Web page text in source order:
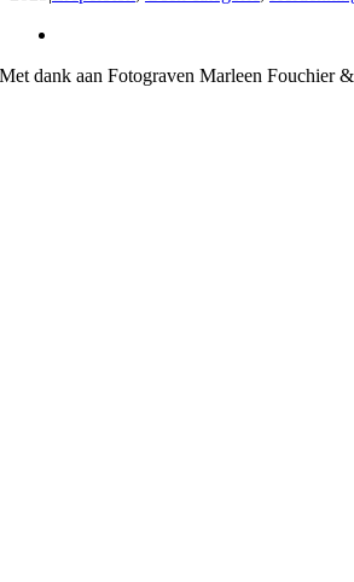
afbeelding
Met dank aan Fotograven Marleen Fouchier